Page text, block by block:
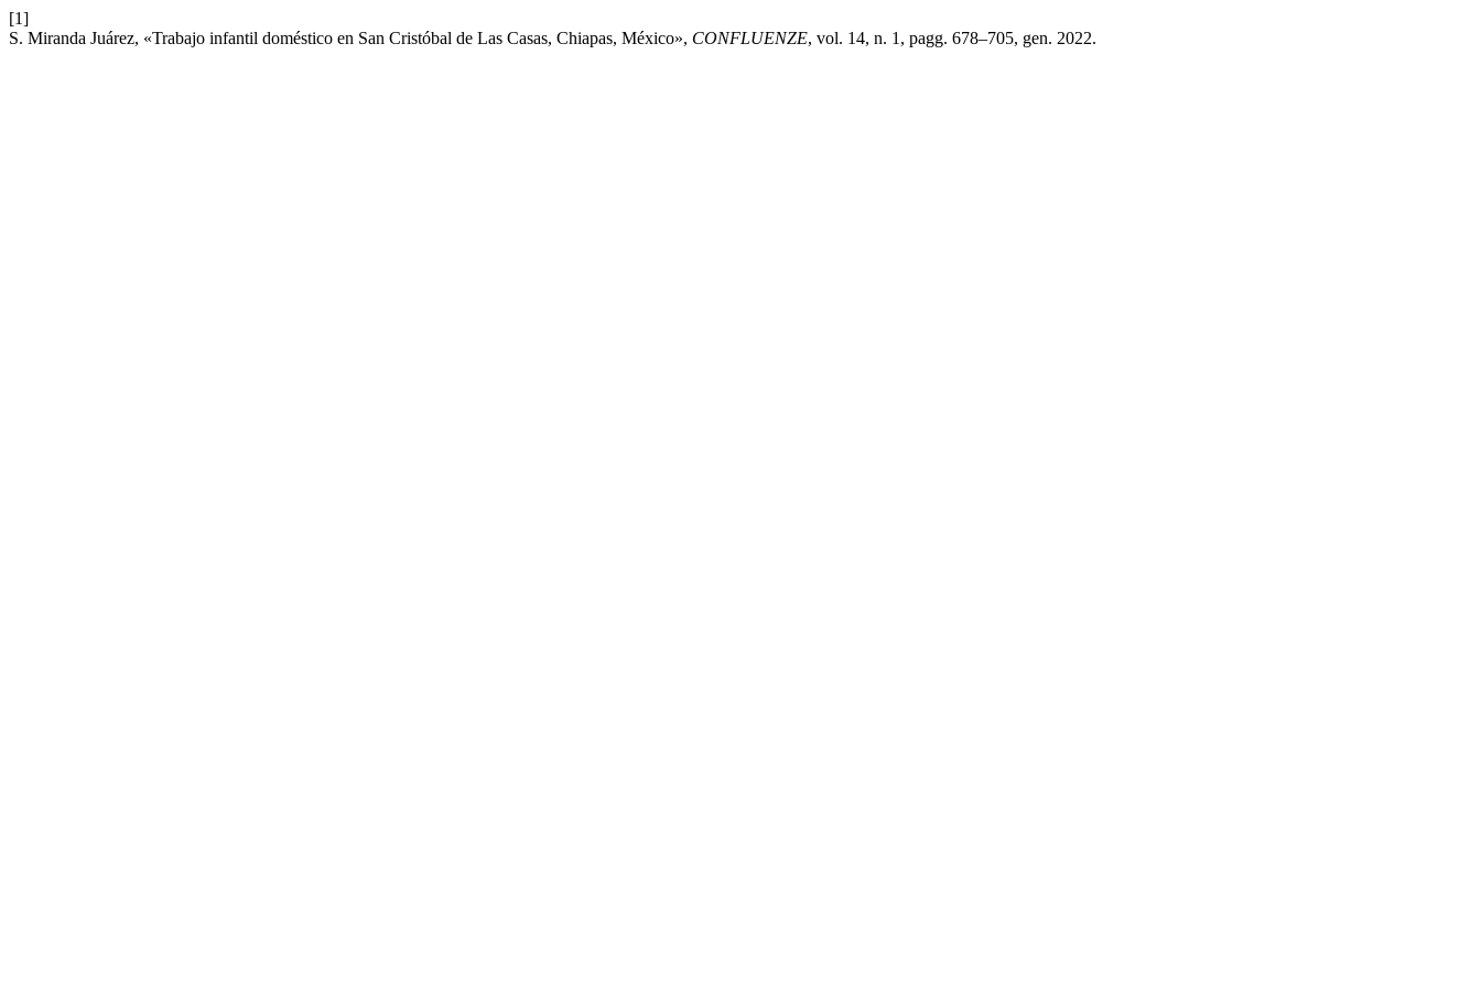
[1]
S. Miranda Juárez, «Trabajo infantil doméstico en San Cristóbal de Las Casas, Chiapas, México», CONFLUENZE, vol. 14, n. 1, pagg. 678–705, gen. 2022.